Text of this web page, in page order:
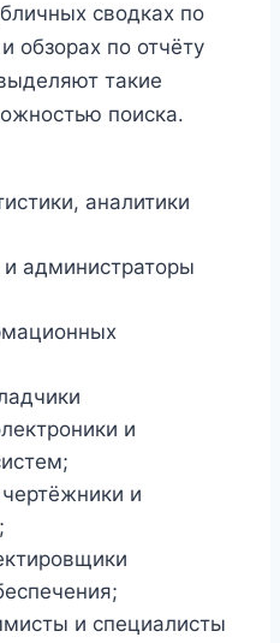
сводках по
обзорах по отчёту
такие
поиска.
аналитики
администраторы
и
и
и специалисты